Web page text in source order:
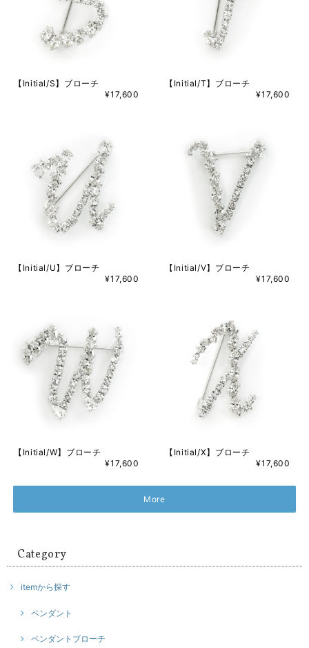
【Initial/S】ブローチ
¥17,600
【Initial/T】ブローチ
¥17,600
【Initial/U】ブローチ
¥17,600
【Initial/V】ブローチ
¥17,600
【Initial/W】ブローチ
¥17,600
【Initial/X】ブローチ
¥17,600
More
Category
itemから探す
ペンダント
ペンダントブローチ